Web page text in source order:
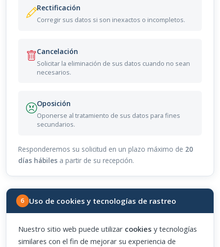
Rectificación
Corregir sus datos si son inexactos o incompletos.
Cancelación
Solicitar la eliminación de sus datos cuando no sean
necesarios.
Oposición
Oponerse al tratamiento de sus datos para fines
secundarios.
Responderemos su solicitud en un plazo máximo de 20
días hábiles a partir de su recepción.
6 Uso de cookies y tecnologías de rastreo
Nuestro sitio web puede utilizar cookies y tecnologías
similares con el fin de mejorar su experiencia de